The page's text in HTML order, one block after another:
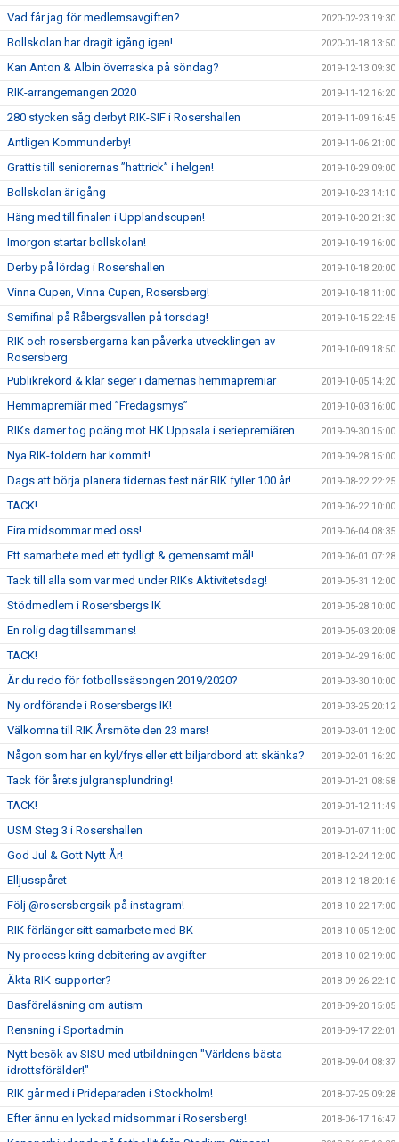
Vad får jag för medlemsavgiften? 2020-02-23 19:30
Bollskolan har dragit igång igen! 2020-01-18 13:50
Kan Anton & Albin överraska på söndag? 2019-12-13 09:30
RIK-arrangemangen 2020 2019-11-12 16:20
280 stycken såg derbyt RIK-SIF i Rosershallen 2019-11-09 16:45
Äntligen Kommunderby! 2019-11-06 21:00
Grattis till seniorernas ”hattrick” i helgen! 2019-10-29 09:00
Bollskolan är igång 2019-10-23 14:10
Häng med till finalen i Upplandscupen! 2019-10-20 21:30
Imorgon startar bollskolan! 2019-10-19 16:00
Derby på lördag i Rosershallen 2019-10-18 20:00
Vinna Cupen, Vinna Cupen, Rosersberg! 2019-10-18 11:00
Semifinal på Råbergsvallen på torsdag! 2019-10-15 22:45
RIK och rosersbergarna kan påverka utvecklingen av
Rosersberg
2019-10-09 18:50
Publikrekord & klar seger i damernas hemmapremiär 2019-10-05 14:20
Hemmapremiär med ”Fredagsmys” 2019-10-03 16:00
RIKs damer tog poäng mot HK Uppsala i seriepremiären 2019-09-30 15:00
Nya RIK-foldern har kommit! 2019-09-28 15:00
Dags att börja planera tidernas fest när RIK fyller 100 år! 2019-08-22 22:25
TACK! 2019-06-22 10:00
Fira midsommar med oss! 2019-06-04 08:35
Ett samarbete med ett tydligt & gemensamt mål! 2019-06-01 07:28
Tack till alla som var med under RIKs Aktivitetsdag! 2019-05-31 12:00
Stödmedlem i Rosersbergs IK 2019-05-28 10:00
En rolig dag tillsammans! 2019-05-03 20:08
TACK! 2019-04-29 16:00
Är du redo för fotbollssäsongen 2019/2020? 2019-03-30 10:00
Ny ordförande i Rosersbergs IK! 2019-03-25 20:12
Välkomna till RIK Årsmöte den 23 mars! 2019-03-01 12:00
Någon som har en kyl/frys eller ett biljardbord att skänka? 2019-02-01 16:20
Tack för årets julgransplundring! 2019-01-21 08:58
TACK! 2019-01-12 11:49
USM Steg 3 i Rosershallen 2019-01-07 11:00
God Jul & Gott Nytt År! 2018-12-24 12:00
Elljusspåret 2018-12-18 20:16
Följ @rosersbergsik på instagram! 2018-10-22 17:00
RIK förlänger sitt samarbete med BK 2018-10-05 12:00
Ny process kring debitering av avgifter 2018-10-02 19:00
Äkta RIK-supporter? 2018-09-26 22:10
Basföreläsning om autism 2018-09-20 15:05
Rensning i Sportadmin 2018-09-17 22:01
Nytt besök av SISU med utbildningen "Världens bästa
idrottsförälder!"
2018-09-04 08:37
RIK går med i Prideparaden i Stockholm! 2018-07-25 09:28
Efter ännu en lyckad midsommar i Rosersberg! 2018-06-17 16:47